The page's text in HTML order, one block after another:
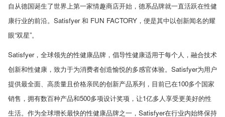
自从德国诞生了世界上第一家情趣商店开始，德系品牌就一直活跃在性健
康行业的前沿。 Satisfyer和 FUN FACTORY ，便是其中以创新闻名的耀
眼“双星”。
Satisfyer，全球领先的性健康品牌，倡导性健康适用于每个人，融合技术
创新和性健康，致力于为消费者创造愉悦的多感官体验。 Satisfyer为用户
提供最全面、高质量且价格亲民的创新产品系列，目前已在100多个国家
销售，拥有数百种产品和500多项设计奖项，让1亿多人享受更美好的性
生活。作为全球增长最快的性健康品牌之一， Satisfyer在行业内始终保持